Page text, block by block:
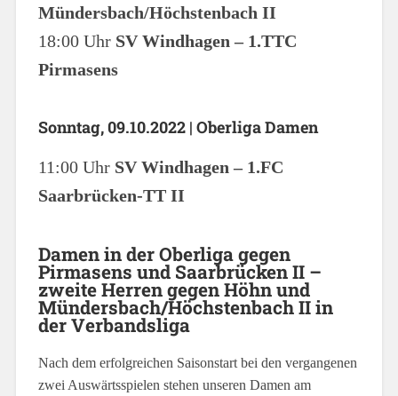
Mündersbach/Höchstenbach II
18:00 Uhr SV Windhagen – 1.TTC
Pirmasens
Sonntag, 09.10.2022 | Oberliga Damen
11:00 Uhr SV Windhagen – 1.FC
Saarbrücken-TT II
Damen in der Oberliga gegen
Pirmasens und Saarbrücken II –
zweite Herren gegen Höhn und
Mündersbach/Höchstenbach II in
der Verbandsliga
Nach dem erfolgreichen Saisonstart bei den vergangenen
zwei Auswärtsspielen stehen unseren Damen am